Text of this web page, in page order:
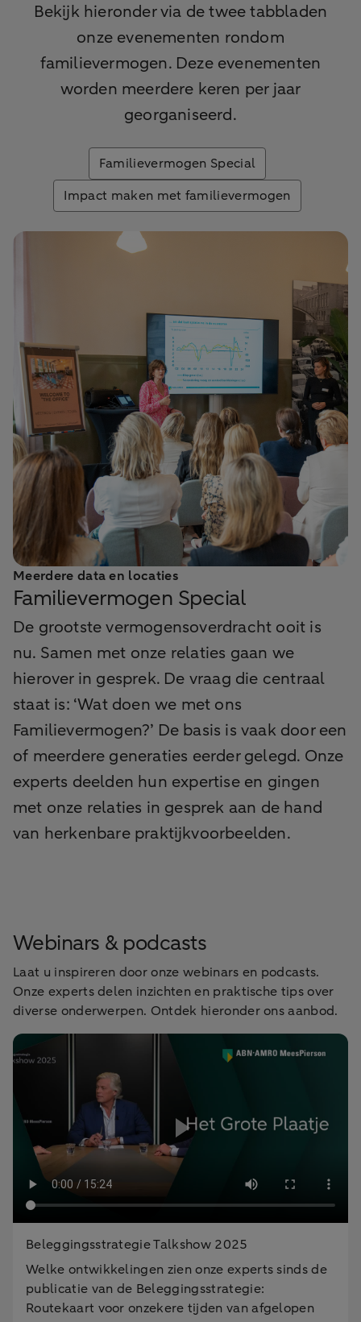
Bekijk hieronder via de twee tabbladen
onze evenementen rondom
familievermogen. Deze evenementen
worden meerdere keren per jaar
georganiseerd.
Familievermogen Special
Impact maken met familievermogen
Familievermogen Special
Meerdere data en locaties
De grootste vermogensoverdracht ooit is
nu. Samen met onze relaties gaan we
hierover in gesprek. De vraag die centraal
staat is: ‘Wat doen we met ons
Familievermogen?’ De basis is vaak door een
of meerdere generaties eerder gelegd. Onze
experts deelden hun expertise en gingen
met onze relaties in gesprek aan de hand
van herkenbare praktijkvoorbeelden.
Webinars & podcasts
Laat u inspireren door onze webinars en podcasts.
Onze experts delen inzichten en praktische tips over
diverse onderwerpen. Ontdek hieronder ons aanbod.
Beleggingsstrategie Talkshow 2025
Welke ontwikkelingen zien onze experts sinds de
publicatie van de Beleggingsstrategie:
Routekaart voor onzekere tijden van afgelopen